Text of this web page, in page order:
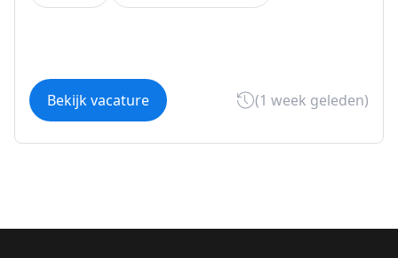
Bekijk vacature (1 week geleden)